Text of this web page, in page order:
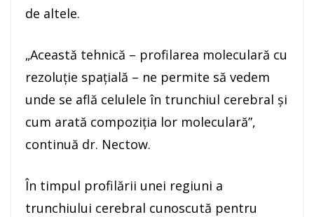
de altele.
„Această tehnică – profilarea moleculară cu
rezoluţie spaţială – ne permite să vedem
unde se află celulele în trunchiul cerebral şi
cum arată compoziţia lor moleculară”,
continuă dr. Nectow.
În timpul profilării unei regiuni a
trunchiului cerebral cunoscută pentru